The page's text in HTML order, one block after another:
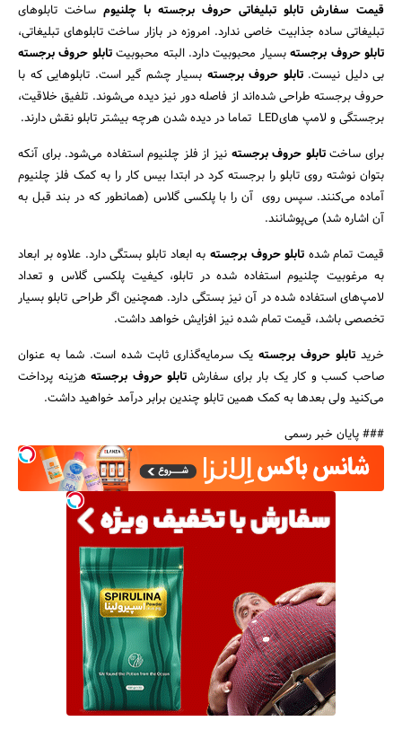
قیمت سفارش تابلو تبلیغاتی حروف برجسته با چلنیوم ساخت تابلوهای
تبلیغاتی ساده جذابیت خاصی ندارد. امروزه در بازار ساخت تابلوهای تبلیغاتی،
تابلو حروف برجستهبسیار محبوبیت دارد. البته محبوبیتتابلو حروف برجسته
بی دلیل نیست.تابلو حروف برجسته بسیار چشم گیر است. تابلوهایی که با
حروف برجسته طراحی شده‌اند از فاصله دور نیز دیده می‌شوند. تلفیق خلاقیت،
برجستگی و لامپ های‌‎ LED تماما در دیده شدن هرچه بیشتر تابلو نقش دارند.
برای ساختتابلو حروف برجسته نیز از فلز چلنیوم استفاده می‌شود. برای آنکه
بتوان نوشته روی تابلو را برجسته کرد در ابتدا بیس کار را به کمک فلز چلنیوم
آماده می‌کنند. سپس روی آن را با پلکسی گلاس (همانطور که در بند قبل به
آن اشاره شد) می‌پوشانند.
قیمت تمام شده تابلو حروف برجسته به ابعاد تابلو بستگی دارد. علاوه بر ابعاد
به مرغوبیت چلنیوم استفاده شده در تابلو، کیفیت پلکسی گلاس و تعداد
لامپ‌های استفاده شده در آن نیز بستگی دارد. همچنین اگر طراحی تابلو بسیار
تخصصی باشد، قیمت تمام شده نیز افزایش خواهد داشت.
خرید تابلو حروف برجستهیک سرمایه‌گذاری ثابت شده است. شما به عنوان
صاحب کسب و کار یک بار برای سفارش تابلو حروف برجستههزینه پرداخت
می‌کنید ولی بعدها به کمک همین تابلو چندین برابر درآمد خواهید داشت.
### پایان خبر رسمی